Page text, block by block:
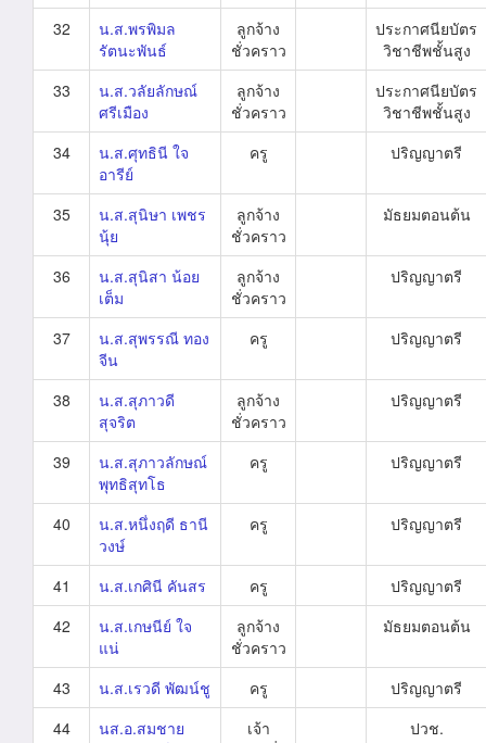
32
น.ส.พรพิมล
รัตนะพันธ์
ลูกจ้าง
ชั่วคราว
ประกาศนียบัตร
วิชาชีพชั้นสูง
33
น.ส.วลัยลักษณ์
ศรีเมือง
ลูกจ้าง
ชั่วคราว
ประกาศนียบัตร
วิชาชีพชั้นสูง
34
น.ส.ศุทธินี ใจ
อารีย์
ครู ปริญญาตรี
35
น.ส.สุนิษา เพชร
นุ้ย
ลูกจ้าง
ชั่วคราว
มัธยมตอนต้น
36
น.ส.สุนิสา น้อย
เต็ม
ลูกจ้าง
ชั่วคราว
ปริญญาตรี
37
น.ส.สุพรรณี ทอง
จีน
ครู ปริญญาตรี
38
น.ส.สุภาวดี
สุจริต
ลูกจ้าง
ชั่วคราว
ปริญญาตรี
39
น.ส.สุภาวลักษณ์
พุทธิสุทโธ
ครู ปริญญาตรี
40
น.ส.หนึ่งฤดี ธานี
วงษ์
ครู ปริญญาตรี
41 น.ส.เกศินี คันสร ครู
ปริญญาตรี
42
น.ส.เกษนีย์ ใจ
แน่
ลูกจ้าง
ชั่วคราว
มัธยมตอนต้น
43 น.ส.เรวดี พัฒน์ชู ครู
ปริญญาตรี
44
นส.อ.สมชาย
เจ้า
ปวช.